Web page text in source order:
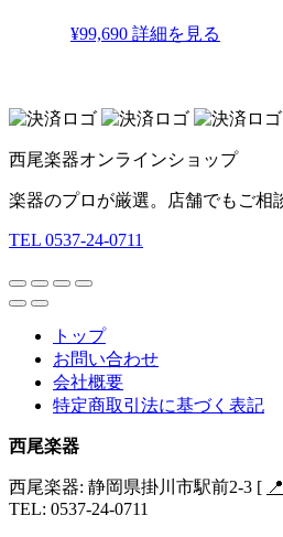
¥99,690 詳細を見る
西尾楽器オンラインショップ
楽器のプロが厳選。店舗でもご相
TEL 0537-24-0711
トップ
お問い合わせ
会社概要
特定商取引法に基づく表記
西尾楽器
西尾楽器: 静岡県掛川市駅前2-3 [
TEL: 0537-24-0711